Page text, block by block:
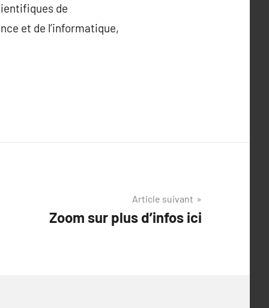
de
et de l’informatique,
Article suivant
Zoom sur plus d’infos ici